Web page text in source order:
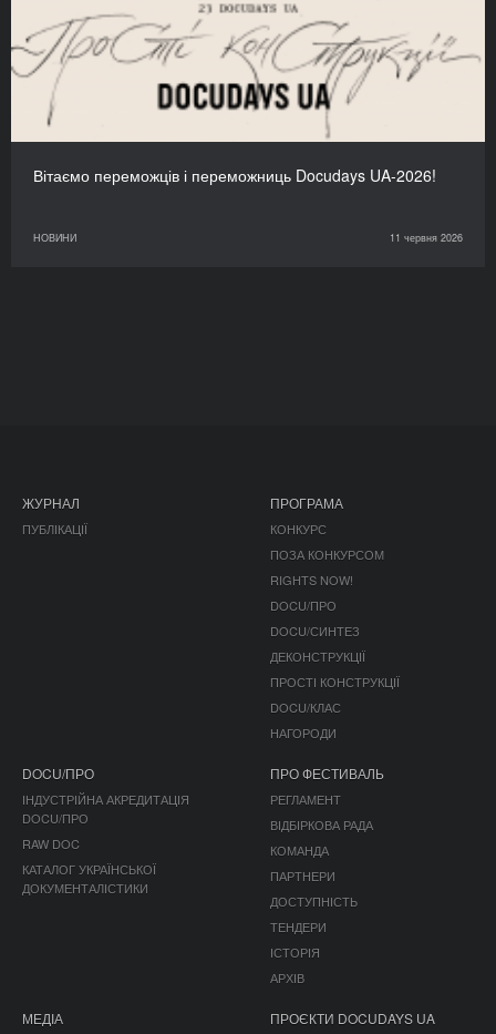
Вітаємо переможців і переможниць Docudays UA-2026!
НОВИНИ 11 червня 2026
ЖУРНАЛ
ПУБЛІКАЦІЇ
ПРОГРАМА
КОНКУРС
ПОЗА КОНКУРСОМ
RIGHTS NOW!
DOCU/ПРО
DOCU/СИНТЕЗ
ДЕКОНСТРУКЦІЇ
ПРОСТІ КОНСТРУКЦІЇ
DOCU/КЛАС
НАГОРОДИ
DOCU/ПРО
ІНДУСТРІЙНА АКРЕДИТАЦІЯ
DOCU/ПРО
RAW DOC
КАТАЛОГ УКРАЇНСЬКОЇ
ДОКУМЕНТАЛІСТИКИ
ПРО ФЕСТИВАЛЬ
РЕГЛАМЕНТ
ВІДБІРКОВА РАДА
КОМАНДА
ПАРТНЕРИ
ДОСТУПНІСТЬ
ТЕНДЕРИ
ІСТОРІЯ
АРХІВ
МЕДІА ПРОЄКТИ DOCUDAYS UA